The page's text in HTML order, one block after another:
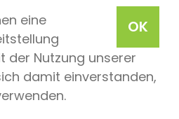
OK
eine
der Nutzung unserer
damit einverstanden,
Produkt der Parkteam AG